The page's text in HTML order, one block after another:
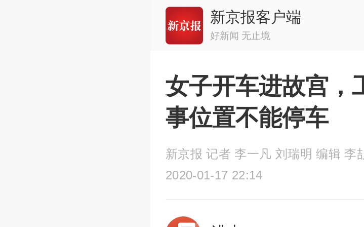
新京报客户端
好新闻 无止境
女子开车进故宫，
事位置不能停车
新京报 记者 李一凡 刘瑞明 编辑 李
2020-01-17 22:14